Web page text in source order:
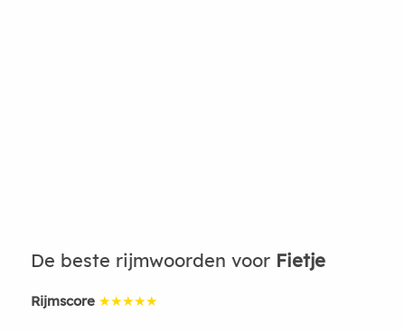
De beste rijmwoorden voor Fietje
Rijmscore ★★★★★